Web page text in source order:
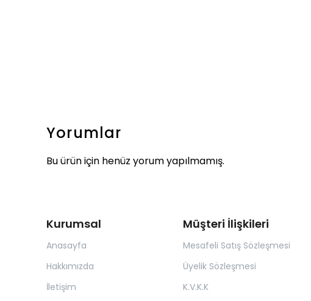
Yorumlar
Bu ürün için henüz yorum yapılmamış.
Kurumsal
Anasayfa
Hakkımızda
İletişim
Müşteri İlişkileri
Mesafeli Satış Sözleşmesi
Üyelik Sözleşmesi
K.V.K.K